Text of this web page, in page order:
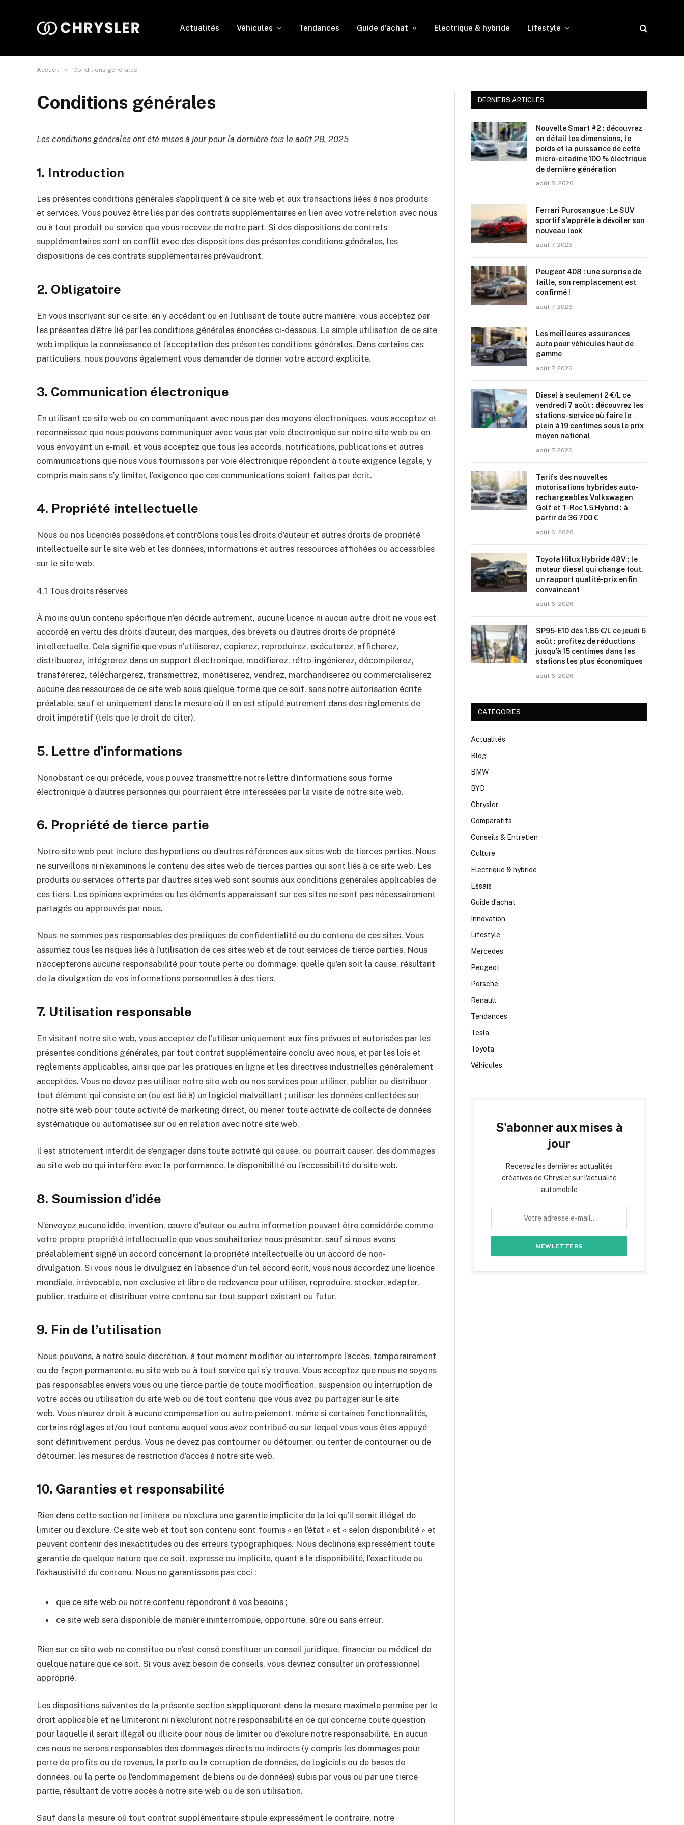
Actualités Véhicules Tendances Guide d’achat Electrique & hybride Lifestyle
Accueil » Conditions générales
Conditions générales
Les conditions générales ont été mises à jour pour la dernière fois le août 28, 2025
1. Introduction
Les présentes conditions générales s’appliquent à ce site web et aux transactions liées à nos produits
et services. Vous pouvez être liés par des contrats supplémentaires en lien avec votre relation avec nous
ou à tout produit ou service que vous recevez de notre part. Si des dispositions de contrats
supplémentaires sont en conflit avec des dispositions des présentes conditions générales, les
dispositions de ces contrats supplémentaires prévaudront.
2. Obligatoire
En vous inscrivant sur ce site, en y accédant ou en l’utilisant de toute autre manière, vous acceptez par
les présentes d’être lié par les conditions générales énoncées ci-dessous. La simple utilisation de ce site
web implique la connaissance et l’acceptation des présentes conditions générales. Dans certains cas
particuliers, nous pouvons également vous demander de donner votre accord explicite.
3. Communication électronique
En utilisant ce site web ou en communiquant avec nous par des moyens électroniques, vous acceptez et
reconnaissez que nous pouvons communiquer avec vous par voie électronique sur notre site web ou en
vous envoyant un e-mail, et vous acceptez que tous les accords, notifications, publications et autres
communications que nous vous fournissons par voie électronique répondent à toute exigence légale, y
compris mais sans s’y limiter, l’exigence que ces communications soient faites par écrit.
4. Propriété intellectuelle
Nous ou nos licenciés possédons et contrôlons tous les droits d’auteur et autres droits de propriété
intellectuelle sur le site web et les données, informations et autres ressources affichées ou accessibles
sur le site web.
4.1 Tous droits réservés
À moins qu’un contenu spécifique n’en décide autrement, aucune licence ni aucun autre droit ne vous est
accordé en vertu des droits d’auteur, des marques, des brevets ou d’autres droits de propriété
intellectuelle. Cela signifie que vous n’utiliserez, copierez, reproduirez, exécuterez, afficherez,
distribuerez, intégrerez dans un support électronique, modifierez, rétro-ingénierez, décompilerez,
transférerez, téléchargerez, transmettrez, monétiserez, vendrez, marchandiserez ou commercialiserez
aucune des ressources de ce site web sous quelque forme que ce soit, sans notre autorisation écrite
préalable, sauf et uniquement dans la mesure où il en est stipulé autrement dans des règlements de
droit impératif (tels que le droit de citer).
5. Lettre d’informations
Nonobstant ce qui précède, vous pouvez transmettre notre lettre d’informations sous forme
électronique à d’autres personnes qui pourraient être intéressées par la visite de notre site web.
6. Propriété de tierce partie
Notre site web peut inclure des hyperliens ou d’autres références aux sites web de tierces parties. Nous
ne surveillons ni n’examinons le contenu des sites web de tierces parties qui sont liés à ce site web. Les
produits ou services offerts par d’autres sites web sont soumis aux conditions générales applicables de
ces tiers. Les opinions exprimées ou les éléments apparaissant sur ces sites ne sont pas nécessairement
partagés ou approuvés par nous.
Nous ne sommes pas responsables des pratiques de confidentialité ou du contenu de ces sites. Vous
assumez tous les risques liés à l’utilisation de ces sites web et de tout services de tierce parties. Nous
n’accepterons aucune responsabilité pour toute perte ou dommage, quelle qu’en soit la cause, résultant
de la divulgation de vos informations personnelles à des tiers.
7. Utilisation responsable
En visitant notre site web, vous acceptez de l’utiliser uniquement aux fins prévues et autorisées par les
présentes conditions générales, par tout contrat supplémentaire conclu avec nous, et par les lois et
règlements applicables, ainsi que par les pratiques en ligne et les directives industrielles généralement
acceptées. Vous ne devez pas utiliser notre site web ou nos services pour utiliser, publier ou distribuer
tout élément qui consiste en (ou est lié à) un logiciel malveillant ; utiliser les données collectées sur
notre site web pour toute activité de marketing direct, ou mener toute activité de collecte de données
systématique ou automatisée sur ou en relation avec notre site web.
Il est strictement interdit de s’engager dans toute activité qui cause, ou pourrait causer, des dommages
au site web ou qui interfère avec la performance, la disponibilité ou l’accessibilité du site web.
8. Soumission d’idée
N’envoyez aucune idée, invention, œuvre d’auteur ou autre information pouvant être considérée comme
votre propre propriété intellectuelle que vous souhaiteriez nous présenter, sauf si nous avons
préalablement signé un accord concernant la propriété intellectuelle ou un accord de non-
divulgation. Si vous nous le divulguez en l’absence d’un tel accord écrit, vous nous accordez une licence
mondiale, irrévocable, non exclusive et libre de redevance pour utiliser, reproduire, stocker, adapter,
publier, traduire et distribuer votre contenu sur tout support existant ou futur.
9. Fin de l’utilisation
Nous pouvons, à notre seule discrétion, à tout moment modifier ou interrompre l’accès, temporairement
ou de façon permanente, au site web ou à tout service qui s’y trouve. Vous acceptez que nous ne soyons
pas responsables envers vous ou une tierce partie de toute modification, suspension ou interruption de
votre accès ou utilisation du site web ou de tout contenu que vous avez pu partager sur le site
web. Vous n’aurez droit à aucune compensation ou autre paiement, même si certaines fonctionnalités,
certains réglages et/ou tout contenu auquel vous avez contribué ou sur lequel vous vous êtes appuyé
sont définitivement perdus. Vous ne devez pas contourner ou détourner, ou tenter de contourner ou de
détourner, les mesures de restriction d’accès à notre site web.
10. Garanties et responsabilité
Rien dans cette section ne limitera ou n’exclura une garantie implicite de la loi qu’il serait illégal de
limiter ou d’exclure. Ce site web et tout son contenu sont fournis « en l’état » et « selon disponibilité » et
peuvent contenir des inexactitudes ou des erreurs typographiques. Nous déclinons expressément toute
garantie de quelque nature que ce soit, expresse ou implicite, quant à la disponibilité, l’exactitude ou
l’exhaustivité du contenu. Nous ne garantissons pas ceci :
que ce site web ou notre contenu répondront à vos besoins ;
ce site web sera disponible de manière ininterrompue, opportune, sûre ou sans erreur.
Rien sur ce site web ne constitue ou n’est censé constituer un conseil juridique, financier ou médical de
quelque nature que ce soit. Si vous avez besoin de conseils, vous devriez consulter un professionnel
approprié.
Les dispositions suivantes de la présente section s’appliqueront dans la mesure maximale permise par le
droit applicable et ne limiteront ni n’excluront notre responsabilité en ce qui concerne toute question
pour laquelle il serait illégal ou illicite pour nous de limiter ou d’exclure notre responsabilité. En aucun
cas nous ne serons responsables des dommages directs ou indirects (y compris les dommages pour
perte de profits ou de revenus, la perte ou la corruption de données, de logiciels ou de bases de
données, ou la perte ou l’endommagement de biens ou de données) subis par vous ou par une tierce
partie, résultant de votre accès à notre site web ou de son utilisation.
Sauf dans la mesure où tout contrat supplémentaire stipule expressément le contraire, notre
DERNIERS ARTICLES
Nouvelle Smart #2 : découvrez
en détail les dimensions, le
poids et la puissance de cette
micro-citadine 100 % électrique
de dernière génération
août 8, 2026
Ferrari Purosangue : Le SUV
sportif s’apprête à dévoiler son
nouveau look
août 7, 2026
Peugeot 408 : une surprise de
taille, son remplacement est
confirmé !
août 7, 2026
Les meilleures assurances
auto pour véhicules haut de
gamme
août 7, 2026
Diesel à seulement 2 €/L ce
vendredi 7 août : découvrez les
stations-service où faire le
plein à 19 centimes sous le prix
moyen national
août 7, 2026
Tarifs des nouvelles
motorisations hybrides auto-
rechargeables Volkswagen
Golf et T-Roc 1.5 Hybrid : à
partir de 36 700 €
août 6, 2026
Toyota Hilux Hybride 48V : le
moteur diesel qui change tout,
un rapport qualité-prix enfin
convaincant
août 6, 2026
SP95-E10 dès 1,85 €/L ce jeudi 6
août : profitez de réductions
jusqu’à 15 centimes dans les
stations les plus économiques
août 6, 2026
CATÉGORIES
Actualités
Blog
BMW
BYD
Chrysler
Comparatifs
Conseils & Entretien
Culture
Electrique & hybride
Essais
Guide d’achat
Innovation
Lifestyle
Mercedes
Peugeot
Porsche
Renault
Tendances
Tesla
Toyota
Véhicules
S'abonner aux mises à
jour
Recevez les dernières actualités
créatives de Chrysler sur l'actualité
automobile